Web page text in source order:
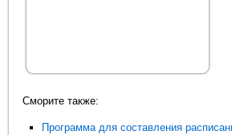
Сморите также:
Программа для составления